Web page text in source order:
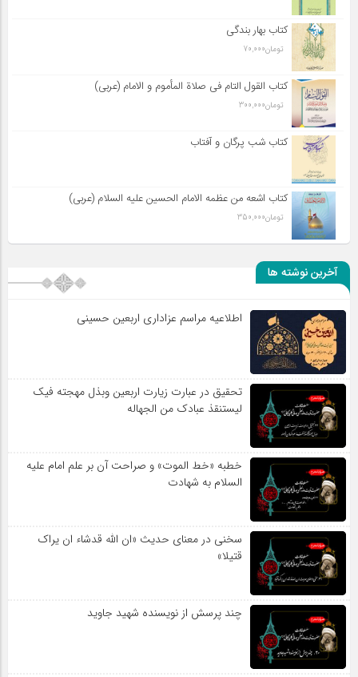
کتاب بهار بندگی
تومان70,000
کتاب القول التام فی صلاة المأموم و الامام (عربی)
تومان300,000
کتاب شب پرگان و آفتاب
کتاب اشعه من عظمه الامام الحسین علیه السلام (عربی)
تومان350,000
آخرین نوشته ها
اطلاعیه مراسم عزاداری اربعین حسینی
تحقیق در عبارت زیارت اربعین وبذل مهجته فیک
لیستنقذ عبادک من الجهاله
خطبه «خط الموت» و صراحت آن بر علم امام علیه
السلام به شهادت
سخنی در معنای حدیث «ان الله قدشاء ان یراک
قتیلا»
چند پرسش از نویسنده شهید جاوید